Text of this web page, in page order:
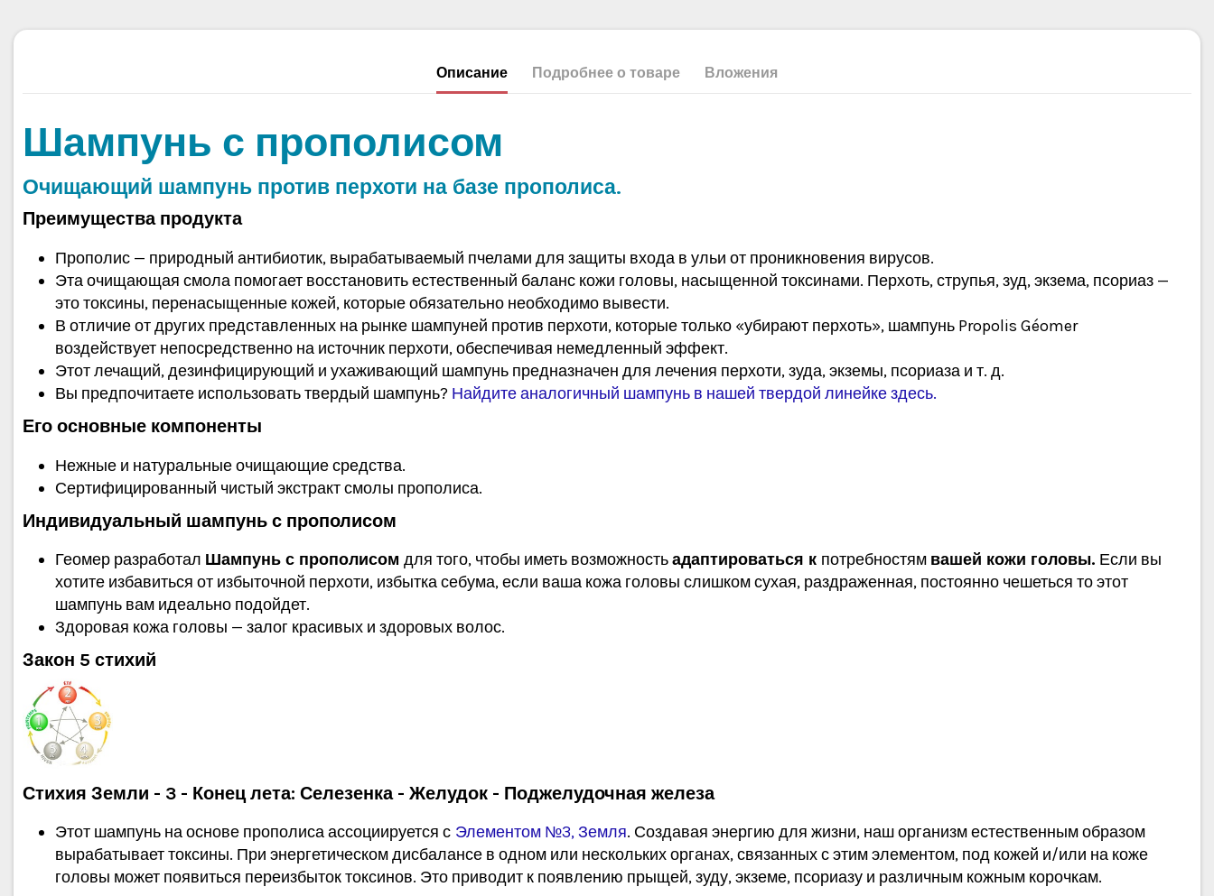
Описание Подробнее о товаре Вложения
Шампунь с прополисом
Очищающий шампунь против перхоти на базе прополиса.
Преимущества продукта
Прополис — природный антибиотик, вырабатываемый пчелами для защиты входа в ульи от проникновения вирусов.
Эта очищающая смола помогает восстановить естественный баланс кожи головы, насыщенной токсинами. Перхоть, струпья, зуд, экзема, псориаз —
это токсины, перенасыщенные кожей, которые обязательно необходимо вывести.
В отличие от других представленных на рынке шампуней против перхоти, которые только «убирают перхоть», шампунь Propolis Géomer
воздействует непосредственно на источник перхоти, обеспечивая немедленный эффект.
Этот лечащий, дезинфицирующий и ухаживающий шампунь предназначен для лечения перхоти, зуда, экземы, псориаза и т. д.
Вы предпочитаете использовать твердый шампунь? Найдите аналогичный шампунь в нашей твердой линейке здесь.
Его основные компоненты
Нежные и натуральные очищающие средства.
Сертифицированный чистый экстракт смолы прополиса.
Индивидуальный шампунь с прополисом
Геомер разработал Шампунь с прополисом для того, чтобы иметь возможностьадаптироваться к потребностям вашей кожи головы. Если вы
хотите избавиться от избыточной перхоти, избытка себума, если ваша кожа головы слишком сухая, раздраженная, постоянно чешеться то этот
шампунь вам идеально подойдет.
Здоровая кожа головы — залог красивых и здоровых волос.
Закон 5 стихий
Стихия Земли - 3 - Конец лета: Селезенка - Желудок - Поджелудочная железа
Этот шампунь на основе прополиса ассоциируется с Элементом №3, Земля. Создавая энергию для жизни, наш организм естественным образом
вырабатывает токсины. При энергетическом дисбалансе в одном или нескольких органах, связанных с этим элементом, под кожей и/или на коже
головы может появиться переизбыток токсинов. Это приводит к появлению прыщей, зуду, экземе, псориазу и различным кожным корочкам.